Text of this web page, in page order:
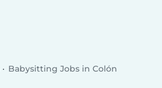
Babysitting Jobs in Colón